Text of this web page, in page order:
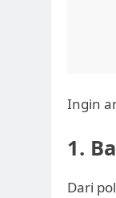
Ingin
1.
Dari